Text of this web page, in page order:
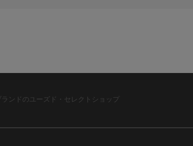
ンドのユーズド・セレクトショップ